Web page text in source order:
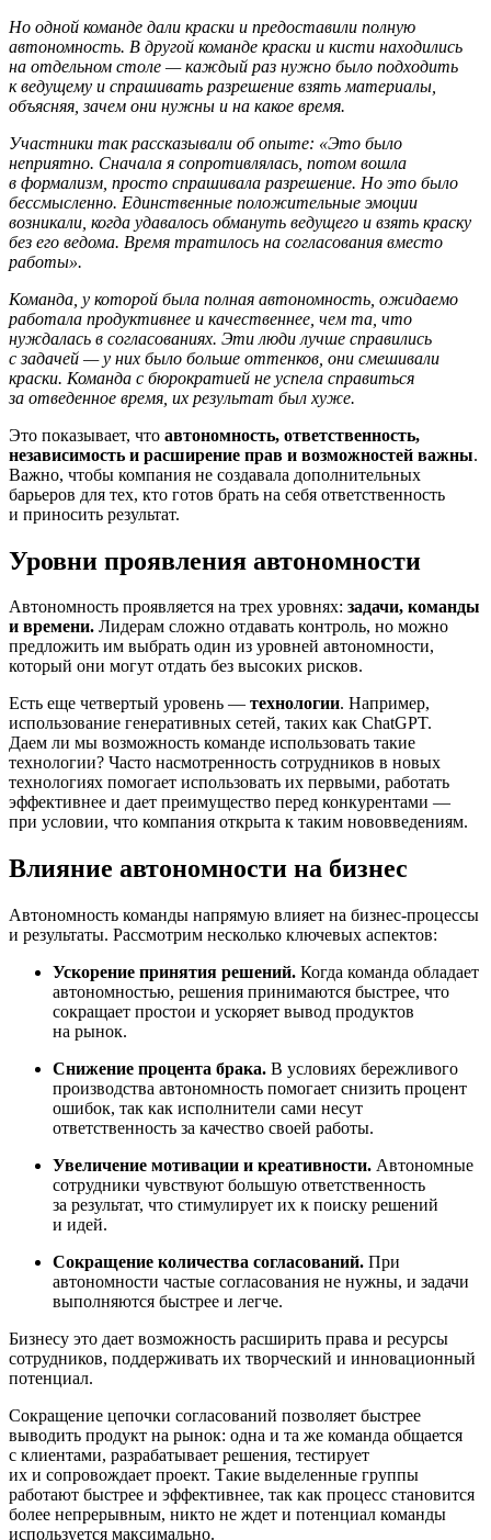
Но одной команде дали краски и предоставили полную
автономность. В другой команде краски и кисти находились
на отдельном столе — каждый раз нужно было подходить
к ведущему и спрашивать разрешение взять материалы,
объясняя, зачем они нужны и на какое время.
Участники так рассказывали об опыте: «Это было
неприятно. Сначала я сопротивлялась, потом вошла
в формализм, просто спрашивала разрешение. Но это было
бессмысленно. Единственные положительные эмоции
возникали, когда удавалось обмануть ведущего и взять краску
без его ведома. Время тратилось на согласования вместо
работы».
Команда, у которой была полная автономность, ожидаемо
работала продуктивнее и качественнее, чем та, что
нуждалась в согласованиях. Эти люди лучше справились
с задачей — у них было больше оттенков, они смешивали
краски. Команда с бюрократией не успела справиться
за отведенное время, их результат был хуже.
Это показывает, что автономность, ответственность,
независимость и расширение прав и возможностей важны.
Важно, чтобы компания не создавала дополнительных
барьеров для тех, кто готов брать на себя ответственность
и приносить результат.
Уровни проявления автономности
Автономность проявляется на трех уровнях: задачи, команды
и времени. Лидерам сложно отдавать контроль, но можно
предложить им выбрать один из уровней автономности,
который они могут отдать без высоких рисков.
Есть еще четвертый уровень — технологии. Например,
использование генеративных сетей, таких как ChatGPT.
Даем ли мы возможность команде использовать такие
технологии? Часто насмотренность сотрудников в новых
технологиях помогает использовать их первыми, работать
эффективнее и дает преимущество перед конкурентами —
при условии, что компания открыта к таким нововведениям.
Влияние автономности на бизнес
Автономность команды напрямую влияет на бизнес-процессы
и результаты. Рассмотрим несколько ключевых аспектов:
Ускорение принятия решений. Когда команда обладает
автономностью, решения принимаются быстрее, что
сокращает простои и ускоряет вывод продуктов
на рынок.
Снижение процента брака. В условиях бережливого
производства автономность помогает снизить процент
ошибок, так как исполнители сами несут
ответственность за качество своей работы.
Увеличение мотивации и креативности. Автономные
сотрудники чувствуют большую ответственность
за результат, что стимулирует их к поиску решений
и идей.
Сокращение количества согласований. При
автономности частые согласования не нужны, и задачи
выполняются быстрее и легче.
Бизнесу это дает возможность расширить права и ресурсы
сотрудников, поддерживать их творческий и инновационный
потенциал.
Сокращение цепочки согласований позволяет быстрее
выводить продукт на рынок: одна и та же команда общается
с клиентами, разрабатывает решения, тестирует
их и сопровождает проект. Такие выделенные группы
работают быстрее и эффективнее, так как процесс становится
более непрерывным, никто не ждет и потенциал команды
используется максимально.